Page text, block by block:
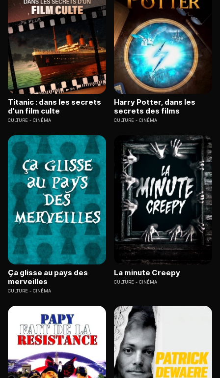
Titanic : dans les secrets
d'un film culte
CULTURE CINÉMA
Harry Potter, dans les
secrets des films
CULTURE CINÉMA
Ça glisse au pays des
merveilles
CULTURE CINÉMA
La minute Creepy
CULTURE CINÉMA